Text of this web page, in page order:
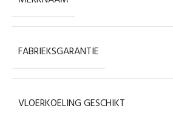
FABRIEKSGARANTIE
VLOERKOELING GESCHIKT